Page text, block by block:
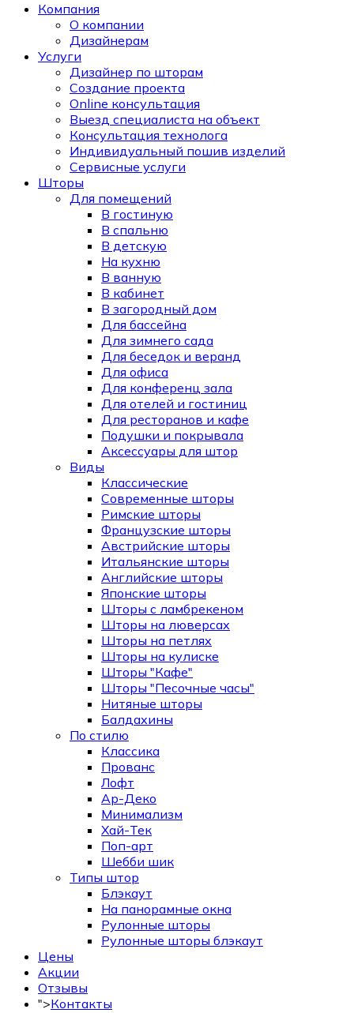
Компания
О компании
Дизайнерам
Услуги
Дизайнер по шторам
Создание проекта
Online консультация
Выезд специалиста на объект
Консультация технолога
Индивидуальный пошив изделий
Сервисные услуги
Шторы
Для помещений
В гостиную
В спальню
В детскую
На кухню
В ванную
В кабинет
В загородный дом
Для бассейна
Для зимнего сада
Для беседок и веранд
Для офиса
Для конференц зала
Для отелей и гостиниц
Для ресторанов и кафе
Подушки и покрывала
Аксессуары для штор
Виды
Классические
Современные шторы
Римские шторы
Французские шторы
Австрийские шторы
Итальянские шторы
Английские шторы
Японские шторы
Шторы с ламбрекеном
Шторы на люверсах
Шторы на петлях
Шторы на кулиске
Шторы "Кафе"
Шторы "Песочные часы"
Нитяные шторы
Балдахины
По стилю
Классика
Прованс
Лофт
Ар-Деко
Минимализм
Хай-Тек
Поп-арт
Шебби шик
Типы штор
Блэкаут
На панорамные окна
Рулонные шторы
Рулонные шторы блэкаут
Цены
Акции
Отзывы
">Контакты